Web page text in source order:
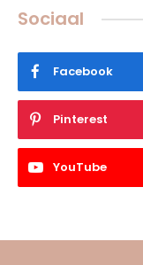
Sociaal
Facebook
Pinterest
YouTube